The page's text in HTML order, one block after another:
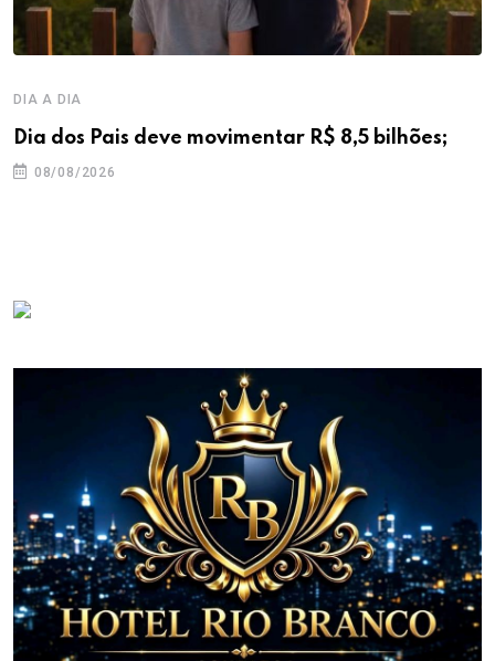
DIA A DIA
Dia dos Pais deve movimentar R$ 8,5 bilhões;
08/08/2026